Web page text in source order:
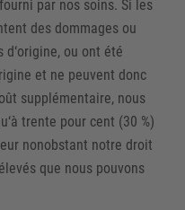
par nos soins. Si les
des dommages ou
ou ont été
et ne peuvent donc
supplémentaire, nous
trente pour cent (30 %)
nonobstant notre droit
que nous pouvons